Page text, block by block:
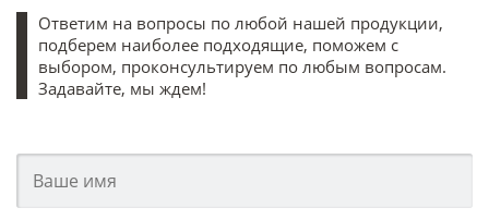
Ответим на вопросы по любой нашей продукции,
подберем наиболее подходящие, поможем с
выбором, проконсультируем по любым вопросам.
Задавайте, мы ждем!